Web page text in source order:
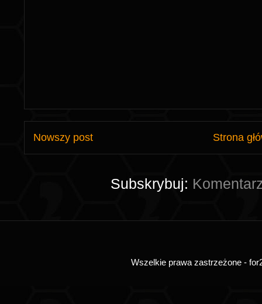
Nowszy post Strona
Subskrybuj:
Wszelkie prawa zastrzeżone -